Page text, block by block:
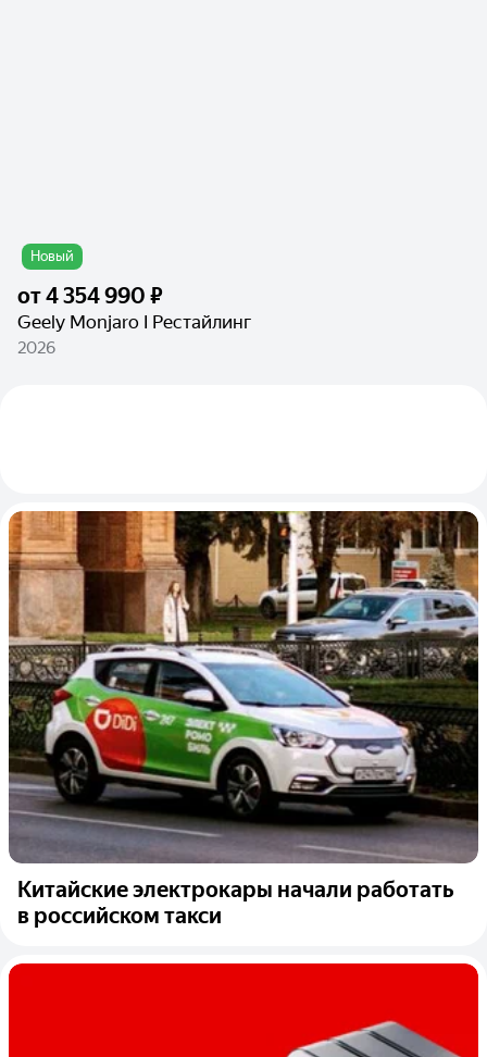
Новый
от4 354 990 ₽
Geely Monjaro I Рестайлинг
2026
Китайские электрокары начали работать
в российском такси